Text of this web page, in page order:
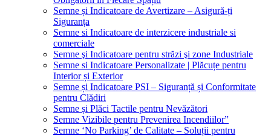
Semne și Indicatoare de Avertizare – Asigură-ți
Siguranța
Semne si Indicatoare de interzicere industriale si
comerciale
Semne şi Indicatoare pentru străzi şi zone Industriale
Semne si Indicatoare Personalizate | Plăcuțe pentru
Interior și Exterior
Semne și Indicatoare PSI – Siguranță și Conformitate
pentru Clădiri
Semne și Plăci Tactile pentru Nevăzători
Semne Vizibile pentru Prevenirea Incendiilor”
Semne ‘No Parking’ de Calitate – Soluții pentru